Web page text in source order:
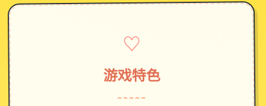
♡
游戏特色
~~~~~